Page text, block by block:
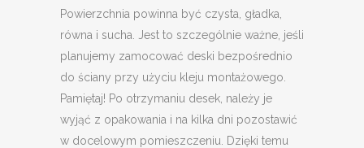
Powierzchnia powinna być czysta, gładka,
równa i sucha. Jest to szczególnie ważne, jeśli
planujemy zamocować deski bezpośrednio
do ściany przy użyciu kleju montażowego.
Pamiętaj! Po otrzymaniu desek, należy je
wyjąć z opakowania i na kilka dni pozostawić
w docelowym pomieszczeniu. Dzięki temu